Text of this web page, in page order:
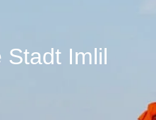
Stadt Imlil